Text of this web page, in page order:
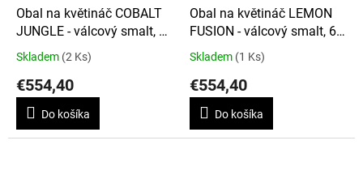
Obal na květináč COBALT
JUNGLE - válcový smalt, 62
cm
Skladem (2 Ks)
€554,40
Do košíka
Obal na květináč LEMON
FUSION - válcový smalt, 62
cm
Skladem (1 Ks)
€554,40
Do košíka